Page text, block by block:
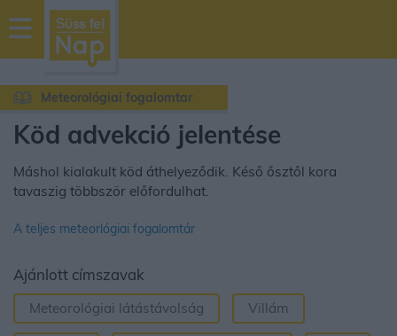
sussfelnap.hu
időjárás
Meteorológiai fogalomtar
Köd advekció jelentése
Máshol kialakult köd áthelyeződik. Késő ősztől kora
tavaszig többször előfordulhat.
A teljes meteorlógiai fogalomtár
Ajánlott címszavak
Meteorológiai látástávolság Villám